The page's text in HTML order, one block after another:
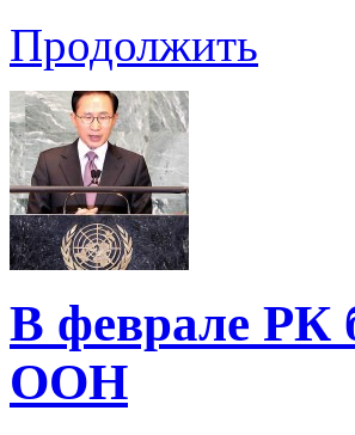
Продолжить
В феврале РК
ООН